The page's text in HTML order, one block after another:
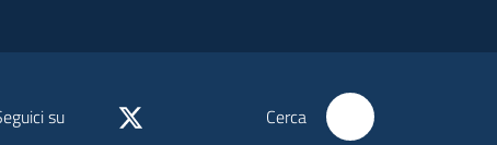
su Cerca